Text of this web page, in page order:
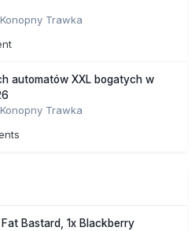
Trawka
automatów XXL bogatych w
Trawka
Bastard, 1x Blackberry